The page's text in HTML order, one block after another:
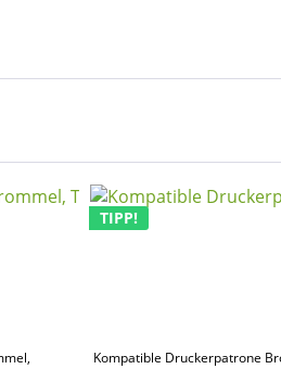
TIPP!
Kompatible Druckerpatrone